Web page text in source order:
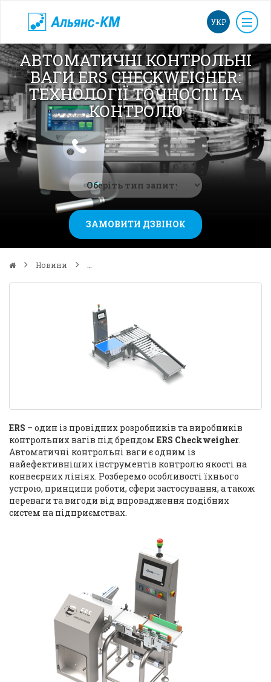
УКР
АВТОМАТИЧНІ КОНТРОЛЬНІ
ВАГИ ERS CHECKWEIGHER:
ТЕХНОЛОГІЇ ТОЧНОСТІ ТА
КОНТРОЛЮ
ЗАМОВИТИ ДЗВІНОК
Новини
ERS – один із провідних розробників та виробників
контрольних вагів під брендом ERS Checkweigher.
Автоматичні контрольні ваги є одним із
найефективніших інструментів контролю якості на
конвеєрних лініях. Розберемо особливості їхнього
устрою, принципи роботи, сфери застосування, а також
переваги та вигоди від впровадження подібних
систем на підприємствах.